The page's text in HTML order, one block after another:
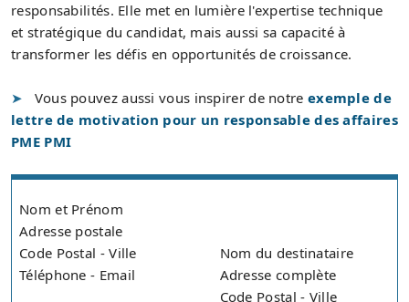
responsabilités. Elle met en lumière l'expertise technique
et stratégique du candidat, mais aussi sa capacité à
transformer les défis en opportunités de croissance.
Vous pouvez aussi vous inspirer de notre exemple de
lettre de motivation pour un responsable des affaires
PME PMI
Nom et Prénom
Adresse postale
Code Postal - Ville
Téléphone - Email
Nom du destinataire
Adresse complète
Code Postal - Ville